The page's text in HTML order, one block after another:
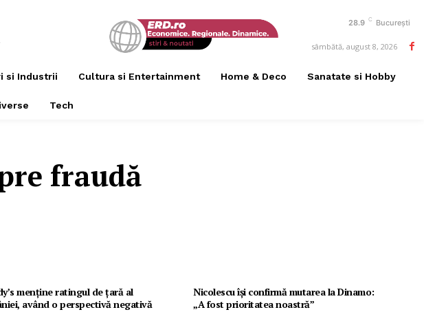
28.9 C București
sâmbătă, august 8, 2026
si Industrii Cultura si Entertainment Home & Deco Sanatate si Hobby
Tech
fraudă
menține ratingul de țară al
având o perspectivă negativă
Nicolescu își confirmă mutarea la Dinamo:
„A fost prioritatea noastră”